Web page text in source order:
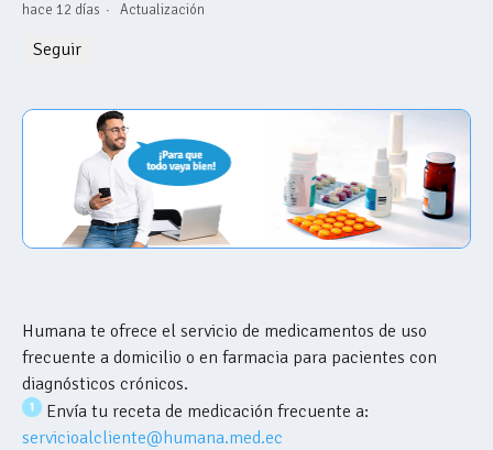
hace 12 días Actualización
Seguir
Humana te ofrece el servicio de medicamentos de uso
frecuente a domicilio o en farmacia para pacientes con
diagnósticos crónicos.
Envía tu receta de medicación frecuente a:
servicioalcliente@humana.med.ec